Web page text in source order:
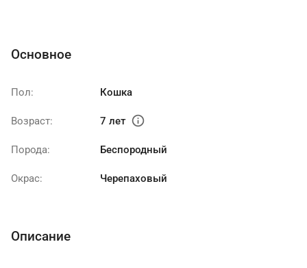
Основное
Пол: Кошка
Возраст: 7 лет info
Порода: Беспородный
Окрас: Черепаховый
Описание